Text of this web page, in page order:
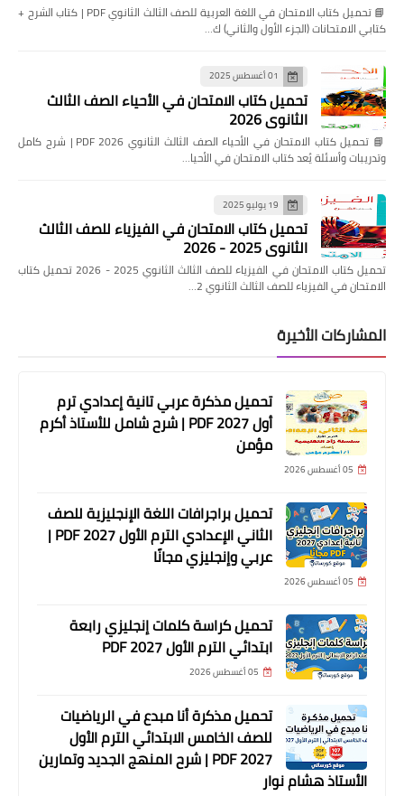
📘 تحميل كتاب الامتحان في اللغة العربية للصف الثالث الثانوي PDF | كتاب الشرح +
كتابي الامتحانات (الجزء الأول والثاني) ك…
01 أغسطس 2025
تحميل كتاب الامتحان في الأحياء الصف الثالث
الثانوي 2026
📘 تحميل كتاب الامتحان في الأحياء الصف الثالث الثانوي 2026 PDF | شرح كامل
وتدريبات وأسئلة يُعد كتاب الامتحان في الأحيا…
19 يوليو 2025
تحميل كتاب الامتحان في الفيزياء للصف الثالث
الثانوي 2025 - 2026
تحميل كتاب الامتحان في الفيزياء للصف الثالث الثانوي 2025 - 2026 تحميل كتاب
الامتحان في الفيزياء للصف الثالث الثانوي 2…
المشاركات الأخيرة
تحميل مذكرة عربي تانية إعدادي ترم
أول 2027 PDF | شرح شامل للأستاذ أكرم
مؤمن
05 أغسطس 2026
تحميل براجرافات اللغة الإنجليزية للصف
الثاني الإعدادي الترم الأول 2027 PDF |
عربي وإنجليزي مجانًا
05 أغسطس 2026
تحميل كراسة كلمات إنجليزي رابعة
ابتدائي الترم الأول 2027 PDF
05 أغسطس 2026
تحميل مذكرة أنا مبدع في الرياضيات
للصف الخامس الابتدائي الترم الأول
2027 PDF | شرح المنهج الجديد وتمارين
الأستاذ هشام نوار